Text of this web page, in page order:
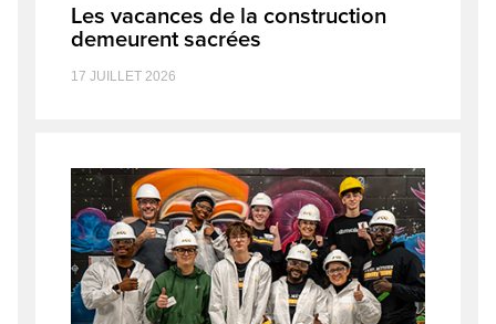
Les vacances de la construction
demeurent sacrées
17 JUILLET 2026